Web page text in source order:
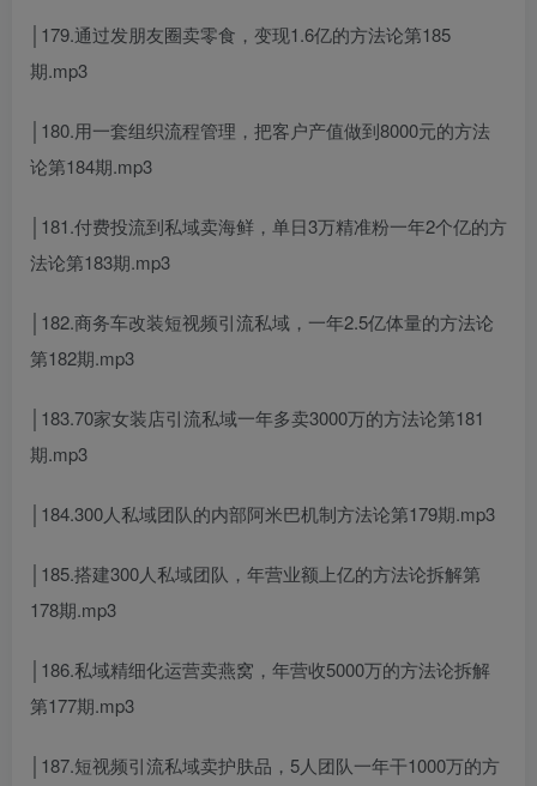
│179.通过发朋友圈卖零食，变现1.6亿的方法论第185
期.mp3
│180.用一套组织流程管理，把客户产值做到8000元的方法
论第184期.mp3
│181.付费投流到私域卖海鲜，单日3万精准粉一年2个亿的方
法论第183期.mp3
│182.商务车改装短视频引流私域，一年2.5亿体量的方法论
第182期.mp3
│183.70家女装店引流私域一年多卖3000万的方法论第181
期.mp3
│184.300人私域团队的内部阿米巴机制方法论第179期.mp3
│185.搭建300人私域团队，年营业额上亿的方法论拆解第
178期.mp3
│186.私域精细化运营卖燕窝，年营收5000万的方法论拆解
第177期.mp3
│187.短视频引流私域卖护肤品，5人团队一年干1000万的方